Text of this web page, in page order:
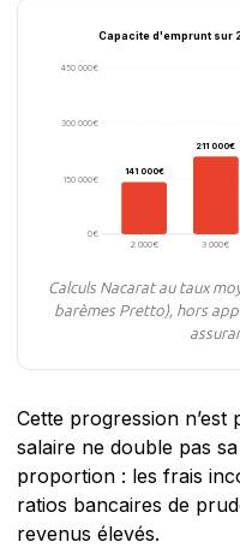
Capacite d'emprunt sur
450 000€
300 000€
150 000€
0€
2 000€
141 000€
3 000€
211 000€
Calculs Nacarat au taux
barèmes Pretto), hors
Cette progression
salaire ne double pas
proportion : les frais
ratios bancaires de
revenus élevés.